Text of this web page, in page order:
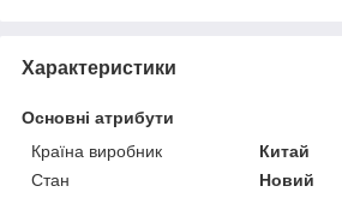
Характеристики
Основні атрибути
Країна виробник
Китай
Стан
Новий